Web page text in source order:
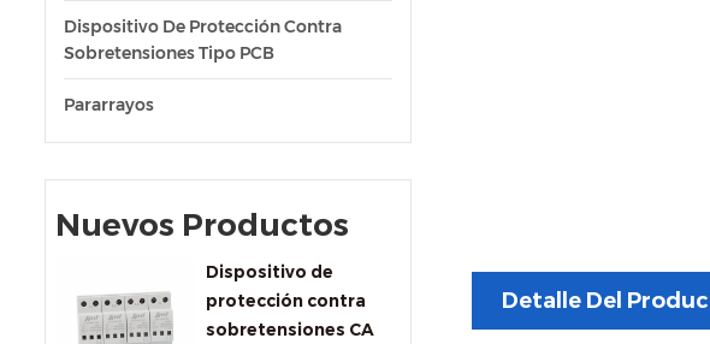
Dispositivo De Protección Contra
Sobretensiones Tipo PCB
Pararrayos
Nuevos Productos
Dispositivo de
protección contra
sobretensiones CA
Detalle Del